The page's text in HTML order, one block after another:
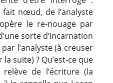
fait nœud, de l’analyste
le re-nouage par
sorte d’incarnation
l’analyste (à creuser
suite) ? Qu’est-ce que
de l’écriture (la